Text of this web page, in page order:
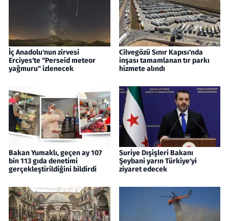
İç Anadolu'nun zirvesi
Erciyes'te "Perseid meteor
yağmuru" izlenecek
Cilvegözü Sınır Kapısı'nda
inşası tamamlanan tır parkı
hizmete alındı
Bakan Yumaklı, geçen ay 107
bin 113 gıda denetimi
gerçekleştirildiğini bildirdi
Suriye Dışişleri Bakanı
Şeybani yarın Türkiye'yi
ziyaret edecek